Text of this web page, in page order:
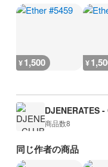
¥1,500 ¥
DJENERATES
商品数8
同じ作者の商品